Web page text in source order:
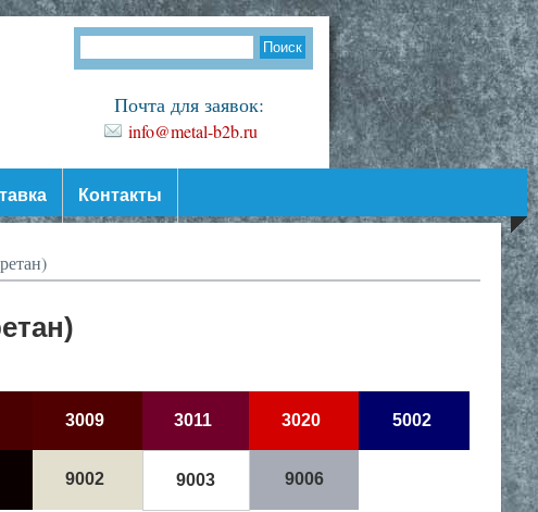
Почта для заявок:
info@metal-b2b.ru
Контакты
3009 3011 3020 5002
9002 9003 9006